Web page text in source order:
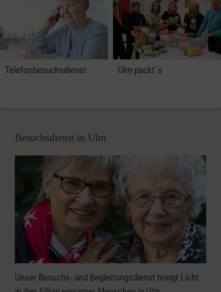
Telefonbesuchsdienst Ulm packt´s
Besuchsdienst in Ulm
Unser Besuchs- und Begleitungsdienst bringt Licht